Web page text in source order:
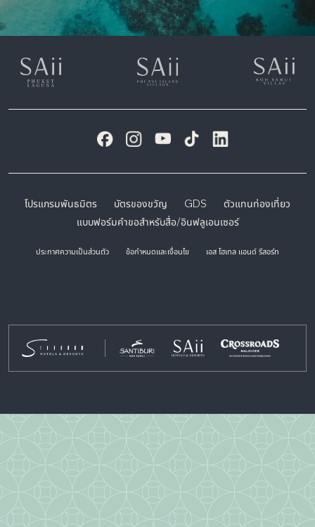
โปรแกรมพันธมิตร บัตรของขวัญ GDS
ตัวแทนท่องเที่ยว
แบบฟอร์มคำขอสำหรับสื่อ/อินฟลูเอนเซอร์
ประกาศความเป็นส่วนตัว ข้อกำหนดและเงื่อนไข เอส โฮเทล แอนด์ รีสอร์ท